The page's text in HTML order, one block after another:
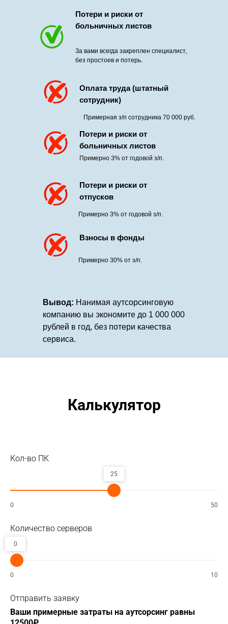
Вывод: Нанимая аутсорсинговую
компанию вы экономите до 1 000 000
рублей в год, без потери качества
сервиса.
Потери и риски от
больничных листов
За вами всегда закреплен специалист,
без простоев и потерь.
Оплата труда (штатный
сотрудник)
Потери и риски от
больничных листов
Потери и риски от
отпусков
Взносы в фонды
Примерная з/п сотрудника 70 000 руб.
Примерно 3% от годовой з/п.
Примерно 3% от годовой з/п.
Примерно 30% от з/п.
Калькулятор
Кол-во ПК
25
0 50
Количество серверов
0
0 10
Отправить заявку
Ваши примерные затраты на аутсорсинг равны